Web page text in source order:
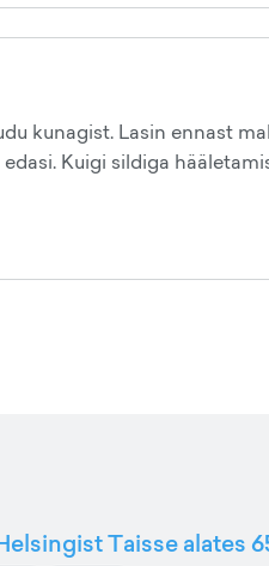
kunagist. Lasin ennast
Kuigi sildiga
Taisse alates